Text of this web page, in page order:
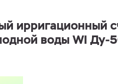
ирригационный
воды WI Ду-